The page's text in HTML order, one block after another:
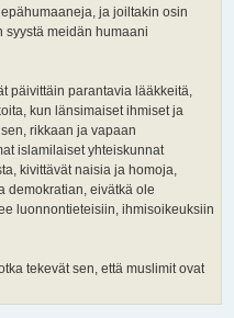
ja joiltakin osin
syystä meidän humaani
päivittäin parantavia lääkkeitä,
kun länsimaiset ihmiset ja
rikkaan ja vapaan
islamilaiset yhteiskunnat
kivittävät naisia ja homoja,
demokratian, eivätkä ole
luonnontieteisiin, ihmisoikeuksiin
tekevät sen, että muslimit ovat